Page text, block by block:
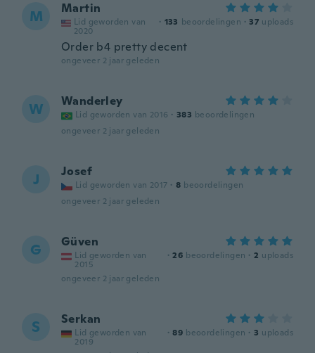
M Martin
Lid geworden van
2020
· 133 beoordelingen · 37 uploads
Order b4 pretty decent
ongeveer 2 jaar geleden
W Wanderley
Lid geworden van 2016 · 383 beoordelingen
ongeveer 2 jaar geleden
J Josef
Lid geworden van 2017 · 8 beoordelingen
ongeveer 2 jaar geleden
G Güven
Lid geworden van
2015
· 26 beoordelingen · 2 uploads
ongeveer 2 jaar geleden
S Serkan
Lid geworden van
2019
· 89 beoordelingen · 3 uploads